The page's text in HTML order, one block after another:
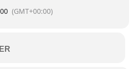
(GMT+00:00)